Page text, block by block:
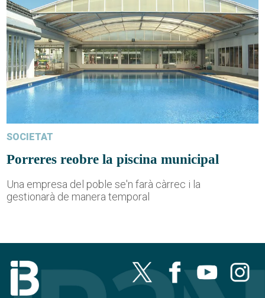
SOCIETAT
Porreres reobre la piscina municipal
Una empresa del poble se'n farà càrrec i la
gestionarà de manera temporal